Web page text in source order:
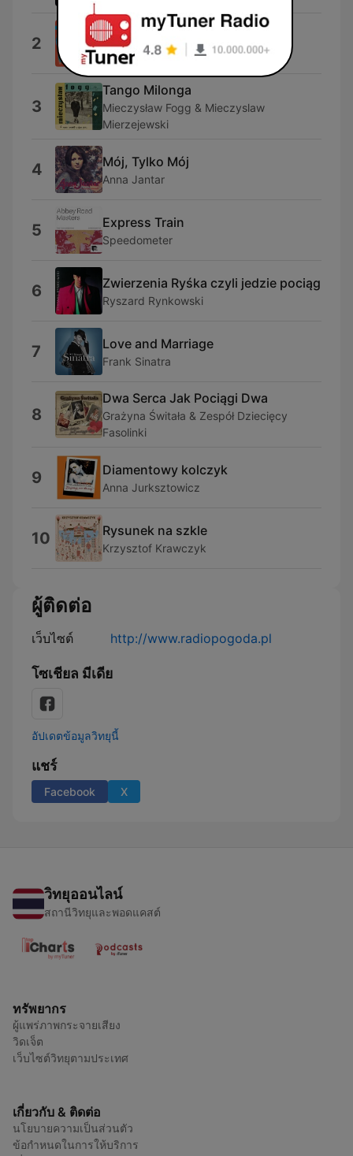
2 Felicità
Al Bano & Romina Power
3
Tango Milonga
Mieczysław Fogg & Mieczyslaw
Mierzejewski
4 Mój, Tylko Mój
Anna Jantar
5 Express Train
Speedometer
6 Zwierzenia Ryśka czyli jedzie pociąg
Ryszard Rynkowski
7 Love and Marriage
Frank Sinatra
8
Dwa Serca Jak Pociągi Dwa
Grażyna Świtała & Zespół Dziecięcy
Fasolinki
9 Diamentowy kolczyk
Anna Jurksztowicz
10 Rysunek na szkle
Krzysztof Krawczyk
ผู้ติดต่อ
เว็บไซต์ http://www.radiopogoda.pl
โซเชียล มีเดีย
อัปเดตข้อมูลวิทยุนี้
แชร์
Facebook X
วิทยุออนไลน์
สถานีวิทยุและพอดแคสต์
ทรัพยากร
ผู้แพร่ภาพกระจายเสียง
วิดเจ็ต
เว็บไซต์วิทยุตามประเทศ
เกี่ยวกับ & ติดต่อ
นโยบายความเป็นส่วนตัว
ข้อกำหนดในการให้บริการ